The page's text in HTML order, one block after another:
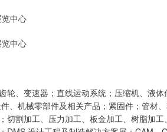
中心
中心
、变速器；直线运动系统；压缩机、液
机械零部件及相关产品；紧固件；管材、
割加工、压力加工、板金加工、树脂加工